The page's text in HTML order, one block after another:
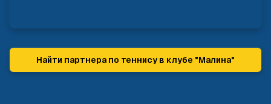
Найти партнера по теннису в клубе "Малина"